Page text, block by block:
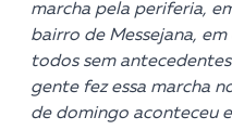
marcha pela periferia,
bairro de Messejana,
todos sem
gente fez essa marcha
de domingo aconteceu